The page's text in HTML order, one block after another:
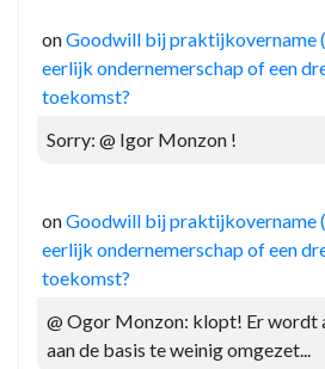
onGoodwill bij praktijkovername
eerlijk ondernemerschap of een
toekomst?
Sorry: @ Igor Monzon !
onGoodwill bij praktijkovername
eerlijk ondernemerschap of een
toekomst?
@ Ogor Monzon: klopt! Er wordt
aan de basis te weinig omgezet...